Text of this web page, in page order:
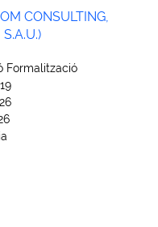
CONSULTING,
Formalització